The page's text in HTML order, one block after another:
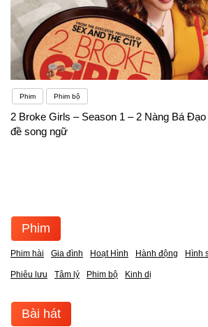
Phim Phim bộ
2 Broke Girls – Season 1 – 2 Nàng Bá
đề song ngữ
Phim
Phim hài Gia đình Hoạt Hình Hành động Hình
Phiêu lưu Tâm lý Phim bộ Kinh dị
Bài hát